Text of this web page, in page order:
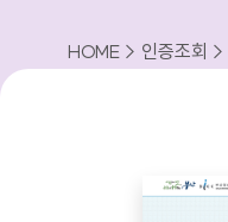
HOME > 인증조회 >